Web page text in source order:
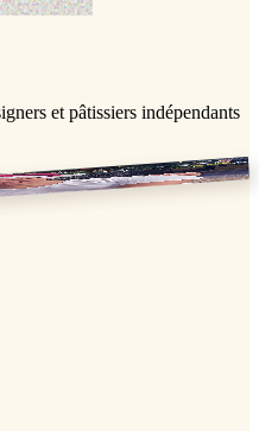
et pâtissiers indépendants